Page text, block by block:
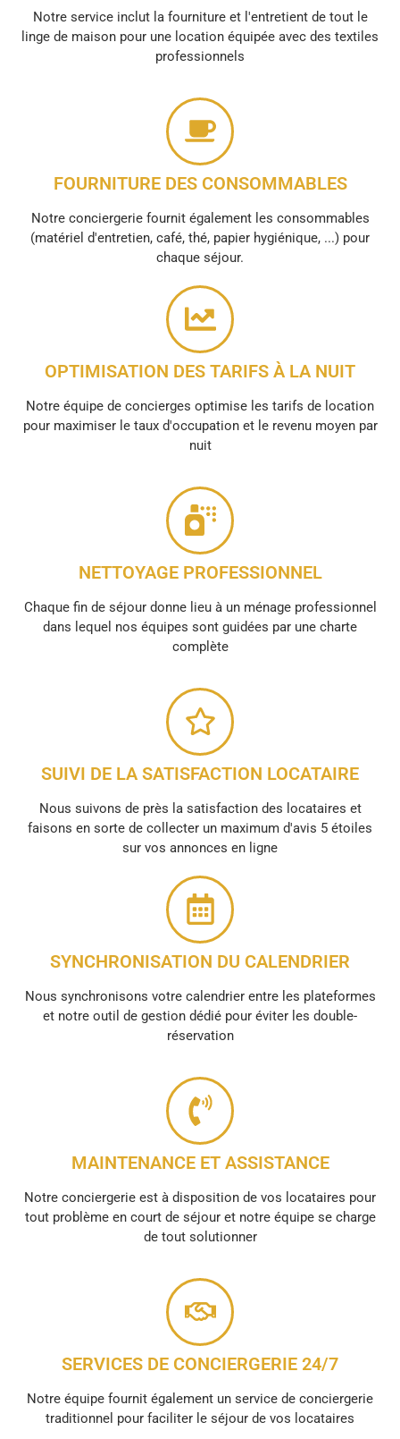
Notre service inclut la fourniture et l'entretient de tout le
linge de maison pour une location équipée avec des textiles
professionnels
FOURNITURE DES CONSOMMABLES
Notre conciergerie fournit également les consommables
(matériel d'entretien, café, thé, papier hygiénique, ...) pour
chaque séjour.
OPTIMISATION DES TARIFS À LA NUIT
Notre équipe de concierges optimise les tarifs de location
pour maximiser le taux d'occupation et le revenu moyen par
nuit
NETTOYAGE PROFESSIONNEL
Chaque fin de séjour donne lieu à un ménage professionnel
dans lequel nos équipes sont guidées par une charte
complète
SUIVI DE LA SATISFACTION LOCATAIRE
Nous suivons de près la satisfaction des locataires et
faisons en sorte de collecter un maximum d'avis 5 étoiles
sur vos annonces en ligne
SYNCHRONISATION DU CALENDRIER
Nous synchronisons votre calendrier entre les plateformes
et notre outil de gestion dédié pour éviter les double-
réservation
MAINTENANCE ET ASSISTANCE
Notre conciergerie est à disposition de vos locataires pour
tout problème en court de séjour et notre équipe se charge
de tout solutionner
SERVICES DE CONCIERGERIE 24/7
Notre équipe fournit également un service de conciergerie
traditionnel pour faciliter le séjour de vos locataires